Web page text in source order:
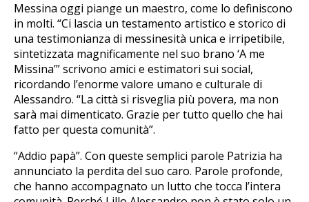
Messina oggi piange un maestro, come lo definiscono
in molti. “Ci lascia un testamento artistico e storico di
una testimonianza di messinesità unica e irripetibile,
sintetizzata magnificamente nel suo brano ‘A me
Missina’” scrivono amici e estimatori sui social,
ricordando l’enorme valore umano e culturale di
Alessandro. “La città si risveglia più povera, ma non
sarà mai dimenticato. Grazie per tutto quello che hai
fatto per questa comunità”.
“Addio papà”. Con queste semplici parole Patrizia ha
annunciato la perdita del suo caro. Parole profonde,
che hanno accompagnato un lutto che tocca l’intera